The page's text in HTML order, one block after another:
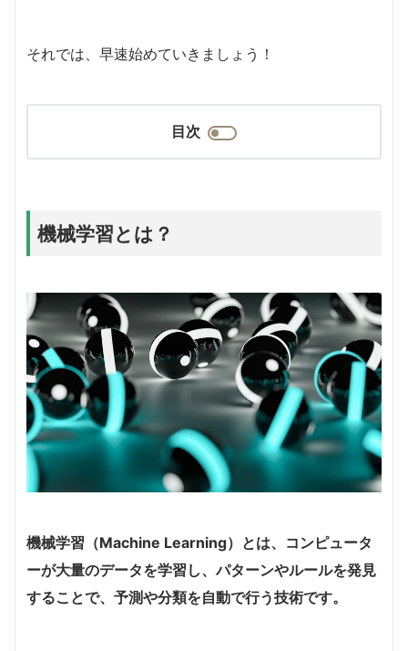
それでは、早速始めていきましょう！
目次
機械学習とは？
機械学習（Machine Learning）とは、コンピュータ
ーが大量のデータを学習し、パターンやルールを発見
することで、予測や分類を自動で行う技術です。